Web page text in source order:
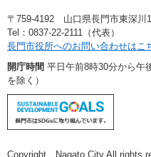
〒759-4192 山口県長門市東深川
Tel：0837-22-2111（代表）
長門市役所へのお問い合わせはこ
開庁時間 平日午前8時30分から午
を除く）
Copyright Nagato City All rights